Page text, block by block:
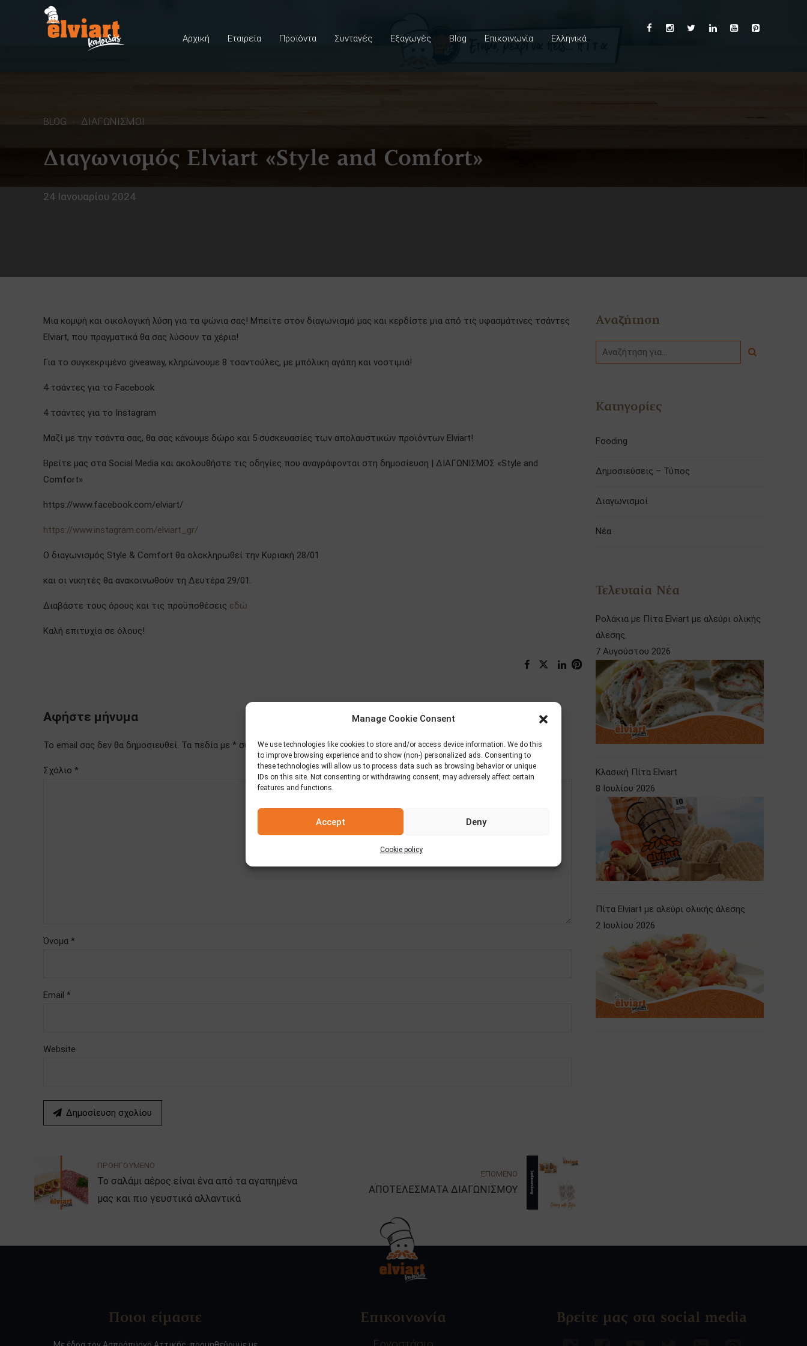
Manage Cookie Consent
We use technologies like cookies to store and/or access device information. We do this
to improve browsing experience and to show (non-) personalized ads. Consenting to
these technologies will allow us to process data such as browsing behavior or unique
IDs on this site. Not consenting or withdrawing consent, may adversely affect certain
features and functions.
Accept Deny
Cookie policy
Αρχική Εταιρεία Προϊόντα Συνταγές Εξαγωγές Blog Επικοινωνία Ελληνικά
BLOG ΔΙΑΓΩΝΙΣΜΟΙ
Διαγωνισμός Elviart «Style and Comfort»
24 Ιανουαρίου 2024
Μια κομψή και οικολογική λύση για τα ψώνια σας! Μπείτε στον διαγωνισμό μας και κερδίστε μια από τις υφασμάτινες τσάντες
Elviart, που πραγματικά θα σας λύσουν τα χέρια!
Για το συγκεκριμένο giveaway, κληρώνουμε 8 τσαντούλες, με μπόλικη αγάπη και νοστιμιά!
4 τσάντες για το Facebook
4 τσάντες για το Instagram
Μαζί με την τσάντα σας, θα σας κάνουμε δώρο και 5 συσκευασίες των απολαυστικών προϊόντων Elviart!
Βρείτε μας στα Social Media και ακολουθήστε τις οδηγίες που αναγράφονται στη δημοσίευση | ΔΙΑΓΩΝΙΣΜΟΣ «Style and
Comfort»
https://www.facebook.com/elviart/
https://www.instagram.com/elviart_gr/
Ο διαγωνισμός Style & Comfort θα ολοκληρωθεί την Κυριακή 28/01
και οι νικητές θα ανακοινωθούν τη Δευτέρα 29/01.
Διαβάστε τους όρους και τις προϋποθέσεις εδώ
Καλή επιτυχία σε όλους!
Αφήστε μήνυμα
Το email σας δεν θα δημοσιευθεί. Τα πεδία με * συμπληρώνονται υποχρεωτικά.
Σχόλιο *
Όνομα *
Email *
Website
Δημοσίευση σχολίου
ΠΡΟΗΓΟΥΜΕΝΟ
Το σαλάμι αέρος είναι ένα από τα αγαπημένα
μας και πιο γευστικά αλλαντικά
ΕΠΟΜΕΝΟ
ΑΠΟΤΕΛΕΣΜΑΤΑ ΔΙΑΓΩΝΙΣΜΟΥ
Αναζήτηση
Κατηγορίες
Fooding
Δημοσιεύσεις – Τύπος
Διαγωνισμοί
Νέα
Τελευταία Νέα
Ρολάκια με Πίτα Elviart με αλεύρι ολικής
άλεσης.
7 Αυγούστου 2026
Κλασική Πίτα Elviart
8 Ιουλίου 2026
Πίτα Elviart με αλεύρι ολικής άλεσης
2 Ιουλίου 2026
Ποιοι είμαστε Επικοινωνία Βρείτε μας στα social media